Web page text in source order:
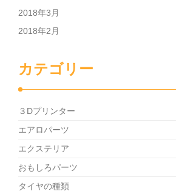
2018年3月
2018年2月
カテゴリー
３Dプリンター
エアロパーツ
エクステリア
おもしろパーツ
タイヤの種類